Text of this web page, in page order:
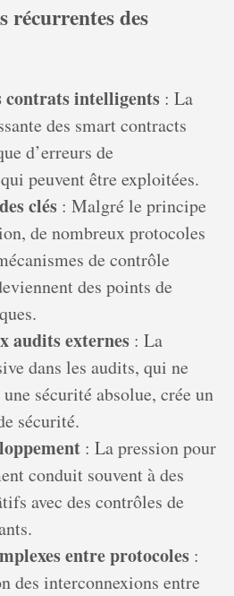
récurrentes des
contrats intelligents : La
des smart contracts
d’erreurs de
peuvent être exploitées.
clés : Malgré le principe
de nombreux protocoles
de contrôle
des points de
audits externes : La
dans les audits, qui ne
sécurité absolue, crée un
sécurité.
: La pression pour
conduit souvent à des
avec des contrôles de
entre protocoles :
des interconnexions entre